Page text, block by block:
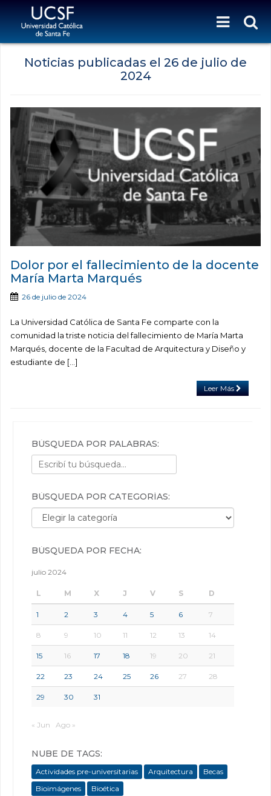
Noticias publicadas el 26 de julio de
2024
Dolor por el fallecimiento de la docente
María Marta Marqués
26 de julio de 2024
La Universidad Católica de Santa Fe comparte con la
comunidad la triste noticia del fallecimiento de María Marta
Marqués, docente de la Facultad de Arquitectura y Diseño y
estudiante de […]
Leer Más
BÚSQUEDA POR PALABRAS:
BÚSQUEDA POR CATEGORÍAS:
Búsqueda por categorías:
BÚSQUEDA POR FECHA:
julio 2024
L M X J V S D
1 2 3 4 5 6 7
8 9 10 11 12 13 14
15 16 17 18 19 20 21
22 23 24 25 26 27 28
29 30 31
« Jun Ago »
NUBE DE TAGS:
Actividades pre-universitarias Arquitectura
Becas
Bioimágenes
Bioética